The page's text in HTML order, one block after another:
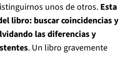
unos de otros. Esta
libro: buscar coincidencias y
las diferencias y
. Un libro gravemente